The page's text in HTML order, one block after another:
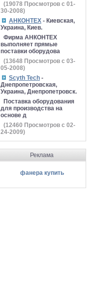
(19078 Просмотров с 01-
30-2008)
АНКОНТЕХ - Киевская,
Украина, Киев.
Фирма АНКОНТЕХ
выполняет прямые
поставки оборудова
(13648 Просмотров с 03-
05-2008)
Scyth Tech -
Днепропетровская,
Украина, Днепропетровск.
Поставка оборудования
для производства на
основе д
(12460 Просмотров с 02-
24-2009)
Реклама
фанера купить